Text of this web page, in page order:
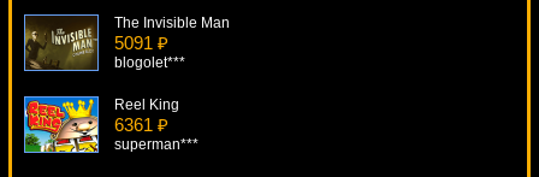
The Invisible Man
5091 ₽
blogolet***
Reel King
6361 ₽
superman***